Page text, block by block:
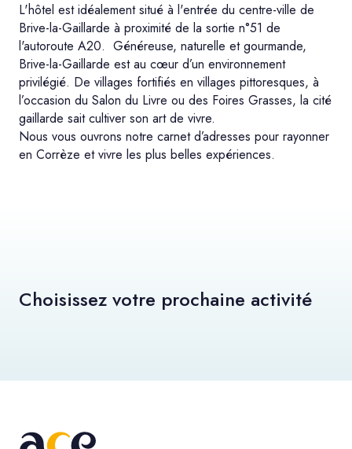
L'hôtel est idéalement situé à l'entrée du centre-ville de
Brive-la-Gaillarde à proximité de la sortie n°51 de
l'autoroute A20. Généreuse, naturelle et gourmande,
Brive-la-Gaillarde est au cœur d’un environnement
privilégié. De villages fortifiés en villages pittoresques, à
l’occasion du Salon du Livre ou des Foires Grasses, la cité
gaillarde sait cultiver son art de vivre.
Nous vous ouvrons notre carnet d’adresses pour rayonner
en Corrèze et vivre les plus belles expériences.
Choisissez votre prochaine activité